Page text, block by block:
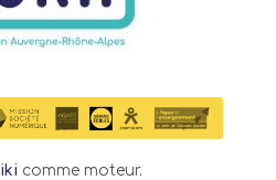
comme moteur.